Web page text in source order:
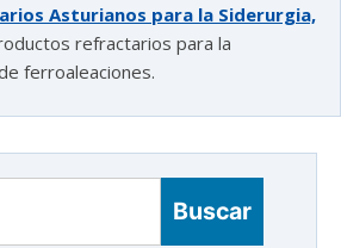
Asturianos para la Siderurgia,
refractarios para la
ferroaleaciones.